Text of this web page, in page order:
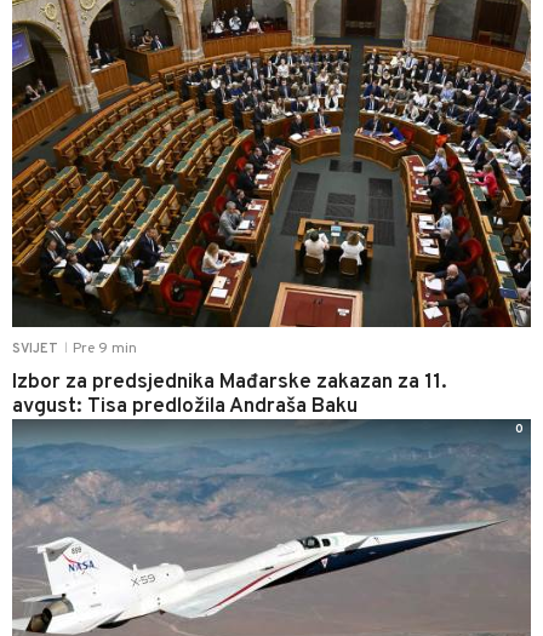
SVIJET Pre 9 min
Izbor za predsjednika Mađarske zakazan za 11.
avgust: Tisa predložila Andraša Baku
0